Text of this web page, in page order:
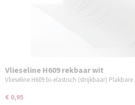
Vlieseline H609 rekbaar wit
Vlieseline H609 bi-elastisch (strijkbaar)
€ 0,95